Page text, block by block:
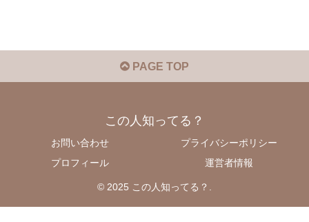
PAGE TOP
この人知ってる？
お問い合わせ
プライバシーポリシー
プロフィール
運営者情報
© 2025 この人知ってる？.